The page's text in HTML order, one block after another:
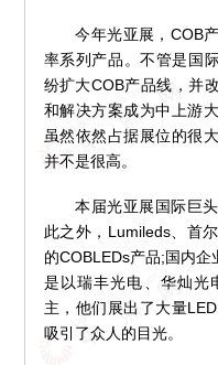
今年光亚展，COB产
率系列产品。不管是国
纷扩大COB产品线，并
和解决方案成为中上游
虽然依然占据展位的很
并不是很高。
本届光亚展国际巨头
此之外，Lumileds、首
的COBLEDs产品;国内
是以瑞丰光电、华灿光
主，他们展出了大量
吸引了众人的目光。